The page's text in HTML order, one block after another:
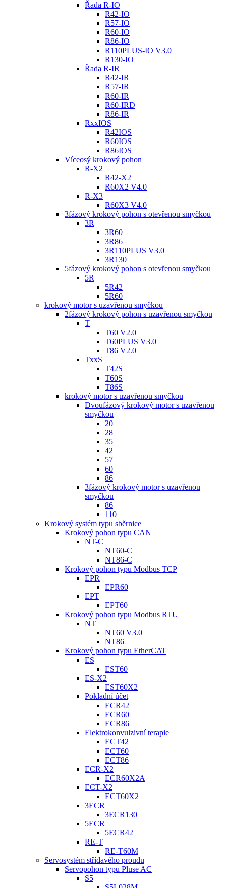
Řada R-IO
R42-IO
R57-IO
R60-IO
R86-IO
R110PLUS-IO V3.0
R130-IO
Řada R-IR
R42-IR
R57-IR
R60-IR
R60-IRD
R86-IR
RxxIOS
R42IOS
R60IOS
R86IOS
Víceosý krokový pohon
R-X2
R42-X2
R60X2 V4.0
R-X3
R60X3 V4.0
3fázový krokový pohon s otevřenou smyčkou
3R
3R60
3R86
3R110PLUS V3.0
3R130
5fázový krokový pohon s otevřenou smyčkou
5R
5R42
5R60
krokový motor s uzavřenou smyčkou
2fázový krokový pohon s uzavřenou smyčkou
T
T60 V2.0
T60PLUS V3.0
T86 V2.0
TxxS
T42S
T60S
T86S
krokový motor s uzavřenou smyčkou
Dvoufázový krokový motor s uzavřenou
smyčkou
20
28
35
42
57
60
86
3fázový krokový motor s uzavřenou
smyčkou
86
110
Krokový systém typu sběrnice
Krokový pohon typu CAN
NT-C
NT60-C
NT86-C
Krokový pohon typu Modbus TCP
EPR
EPR60
EPT
EPT60
Krokový pohon typu Modbus RTU
NT
NT60 V3.0
NT86
Krokový pohon typu EtherCAT
ES
EST60
ES-X2
EST60X2
Pokladní účet
ECR42
ECR60
ECR86
Elektrokonvulzivní terapie
ECT42
ECT60
ECT86
ECR-X2
ECR60X2A
ECT-X2
ECT60X2
3ECR
3ECR130
5ECR
5ECR42
RE-T
RE-T60M
Servosystém střídavého proudu
Servopohon typu Pluse AC
S5